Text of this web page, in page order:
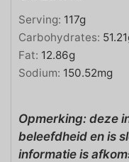
Serving: 117g
Carbohydrates: 51.21
Fat: 12.86g
Sodium: 150.52mg
Opmerking: deze informatie wordt verstrekt uit
beleefdheid en is
informatie is